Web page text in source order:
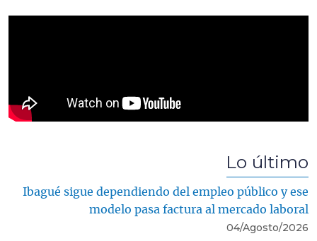
Lo último
Ibagué sigue dependiendo del empleo público y ese
modelo pasa factura al mercado laboral
04/Agosto/2026